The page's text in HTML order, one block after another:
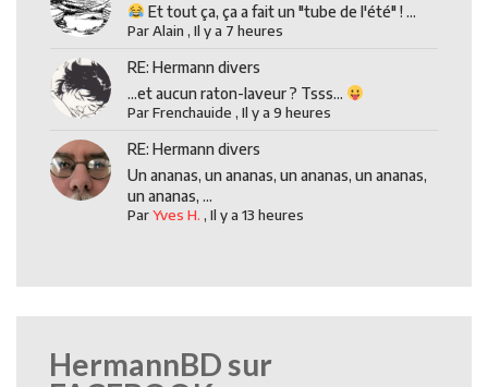
Et tout ça, ça a fait un "tube de l'été" ! ...
ParAlain ,Il y a 7 heures
RE: Hermann divers
...et aucun raton-laveur ? Tsss...
ParFrenchauide ,Il y a 9 heures
RE: Hermann divers
Un ananas, un ananas, un ananas, un ananas,
un ananas, ...
ParYves H. ,Il y a 13 heures
HermannBD sur